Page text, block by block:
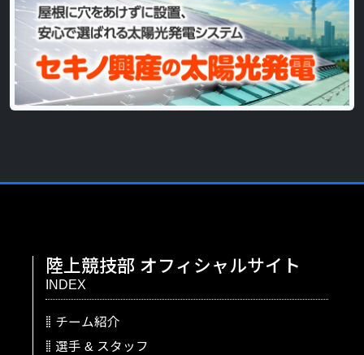
陸上競技部 オフィシャルサイト
INDEX
チーム紹介
選手 & スタッフ